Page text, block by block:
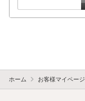
ホーム お客様マイページ